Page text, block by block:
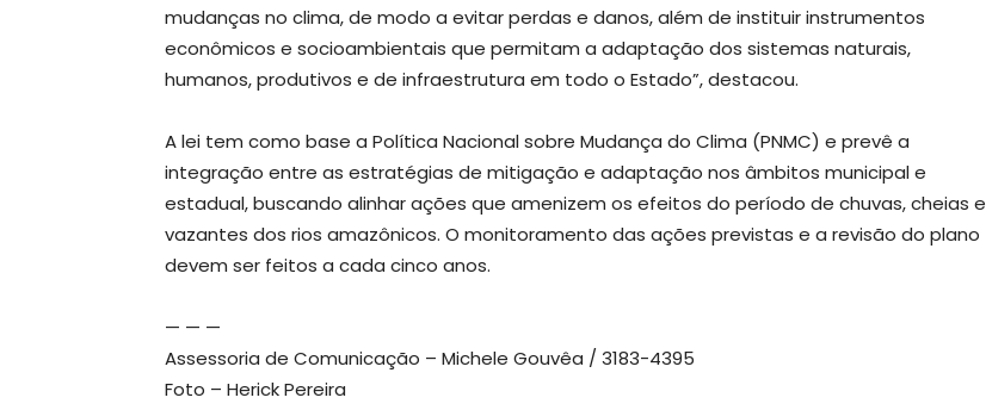
mudanças no clima, de modo a evitar perdas e danos, além de instituir instrumentos
econômicos e socioambientais que permitam a adaptação dos sistemas naturais,
humanos, produtivos e de infraestrutura em todo o Estado”, destacou.
A lei tem como base a Política Nacional sobre Mudança do Clima (PNMC) e prevê a
integração entre as estratégias de mitigação e adaptação nos âmbitos municipal e
estadual, buscando alinhar ações que amenizem os efeitos do período de chuvas, cheias e
vazantes dos rios amazônicos. O monitoramento das ações previstas e a revisão do plano
devem ser feitos a cada cinco anos.
— — —
Assessoria de Comunicação – Michele Gouvêa / 3183-4395
Foto – Herick Pereira